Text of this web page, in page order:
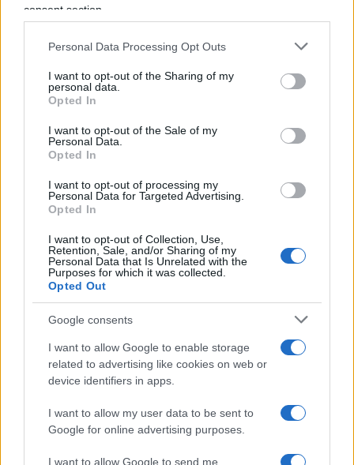
consent section.
Personal Data Processing Opt Outs
I want to opt-out of the Sharing of my
personal data.
Opted In
I want to opt-out of the Sale of my
Personal Data.
Opted In
I want to opt-out of processing my
Personal Data for Targeted Advertising.
Opted In
I want to opt-out of Collection, Use,
Retention, Sale, and/or Sharing of my
Personal Data that Is Unrelated with the
Purposes for which it was collected.
Opted Out
Google consents
I want to allow Google to enable storage
related to advertising like cookies on web or
device identifiers in apps.
I want to allow my user data to be sent to
Google for online advertising purposes.
I want to allow Google to send me
E se il M5S fosse come Virginia
Raggi?
diDaniele Capezzone
nicolaporro.it
Isis? No l’Atac